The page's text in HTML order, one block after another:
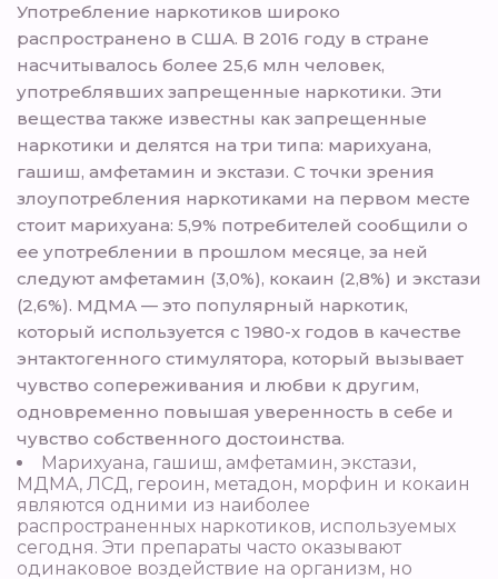
Употребление наркотиков широко
распространено в США. В 2016 году в стране
насчитывалось более 25,6 млн человек,
употреблявших запрещенные наркотики. Эти
вещества также известны как запрещенные
наркотики и делятся на три типа: марихуана,
гашиш, амфетамин и экстази. С точки зрения
злоупотребления наркотиками на первом месте
стоит марихуана: 5,9% потребителей сообщили о
ее употреблении в прошлом месяце, за ней
следуют амфетамин (3,0%), кокаин (2,8%) и экстази
(2,6%). МДМА — это популярный наркотик,
который используется с 1980-х годов в качестве
энтактогенного стимулятора, который вызывает
чувство сопереживания и любви к другим,
одновременно повышая уверенность в себе и
чувство собственного достоинства.
Марихуана, гашиш, амфетамин, экстази,
МДМА, ЛСД, героин, метадон, морфин и кокаин
являются одними из наиболее
распространенных наркотиков, используемых
сегодня. Эти препараты часто оказывают
одинаковое воздействие на организм, но